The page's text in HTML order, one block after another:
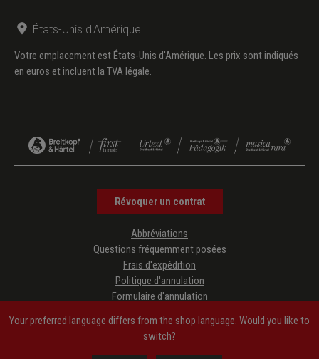
États-Unis d'Amérique
Votre emplacement est États-Unis d'Amérique. Les prix sont indiqués
en euros et incluent la TVA légale.
Révoquer un contrat
Abbréviations
Questions fréquemment posées
Frais d'expédition
Politique d'annulation
Formulaire d'annulation
CGV
Mentions légales
Your preferred language differs from the shop language. Would you like to
switch?